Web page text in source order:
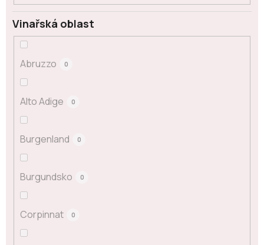
Vinařská oblast
Abruzzo 0
Alto Adige 0
Burgenland 0
Burgundsko 0
Corpinnat 0